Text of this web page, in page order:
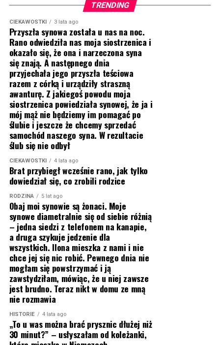
TRENDING
CIEKAWOSTKI 3 lata ago
Przyszła synowa została u nas na noc.
Rano odwiedziła nas moja siostrzenica i
okazało się, że ona i narzeczona syna
się znają. A następnego dnia
przyjechała jego przyszła teściowa
razem z córką i urządziły straszną
awanturę. Z jakiegoś powodu moja
siostrzenica powiedziała synowej, że ja i
mój mąż nie będziemy im pomagać po
ślubie i jeszcze że chcemy sprzedać
samochód naszego syna. W rezultacie
ślub się nie odbył
CIEKAWOSTKI 4 lata ago
Brat przybiegł wcześnie rano, jak tylko
dowiedział się, co zrobili rodzice
RODZINA 5 lat ago
Obaj moi synowie są żonaci. Moje
synowe diametralnie się od siebie różnią
– jedna siedzi z telefonem na kanapie,
a druga szykuje jedzenie dla
wszystkich. Ilona mieszka z nami i nie
chce jej się nic robić. Pewnego dnia nie
mogłam się powstrzymać i ją
zawstydziłam, mówiąc, że u niej zawsze
jest brudno. Teraz nikt w domu ze mną
nie rozmawia
HISTORIE 4 lata ago
„To u was można brać prysznic dłużej niż
30 minut?” – usłyszałam od koleżanki,